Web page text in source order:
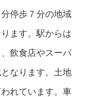
停歩７分の地域
ます。駅からは
飲食店やスーパ
なります。土地
れています。車